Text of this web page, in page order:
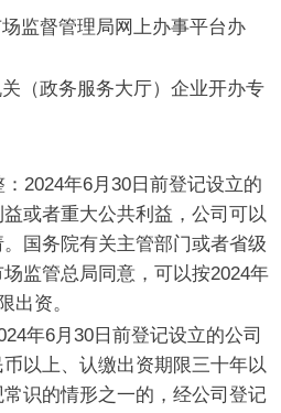
督管理局网上办事平台办
政务服务大厅）企业开办专
年6月30日前登记设立的
或者重大公共利益，公司可以
国务院有关主管部门或者省级
监管总局同意，可以按2024年
出资。
年6月30日前登记设立的公司
以上、认缴出资期限三十年以
识的情形之一的，经公司登记